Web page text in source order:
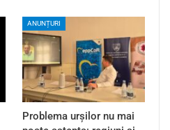
ANUNȚURI
Problema urșilor nu mai